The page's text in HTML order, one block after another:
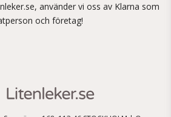
använder vi oss av Klarna som
och företag!